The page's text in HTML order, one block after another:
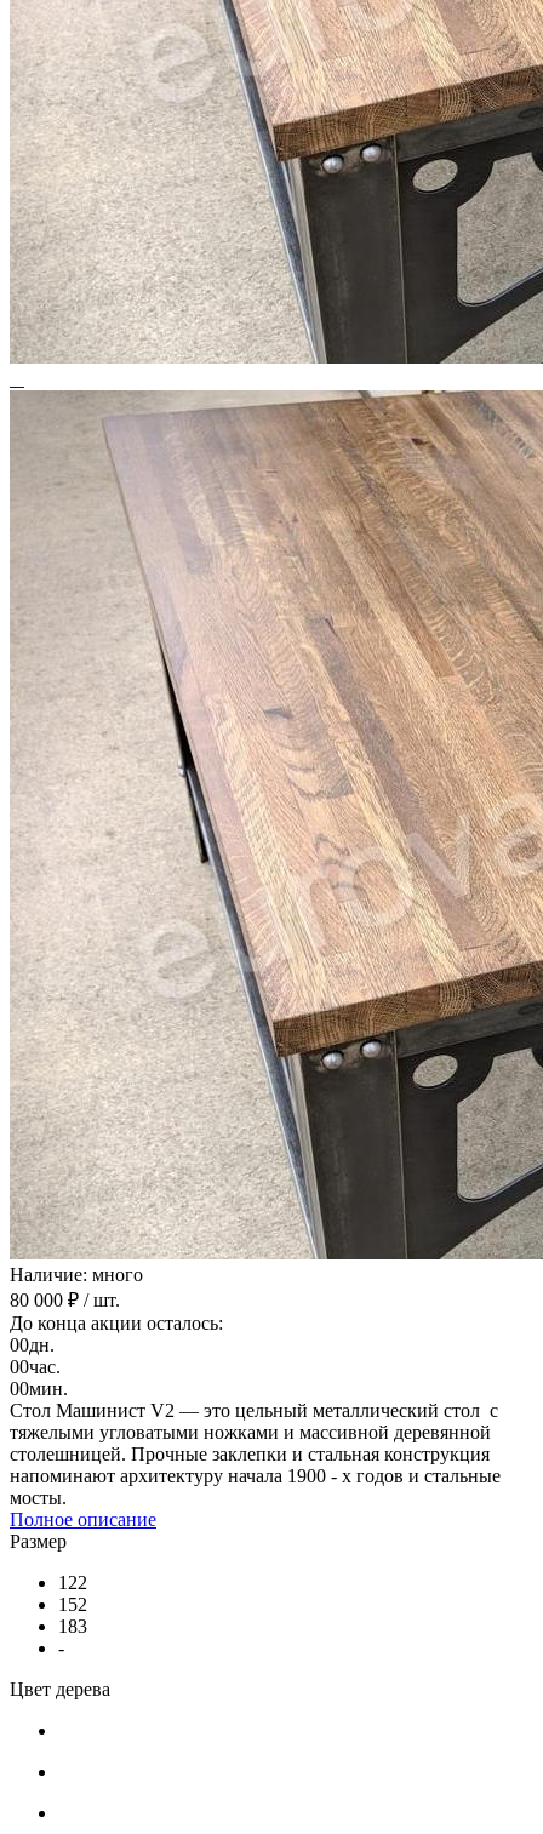
Наличие: много
80 000 ₽ / шт.
До конца акции осталось:
00дн.
00час.
00мин.
Стол Машинист V2 — это цельный металлический стол с
тяжелыми угловатыми ножками и массивной деревянной
столешницей. Прочные заклепки и стальная конструкция
напоминают архитектуру начала 1900 - х годов и стальные
мосты.
Полное описание
Размер
122
152
183
-
Цвет дерева